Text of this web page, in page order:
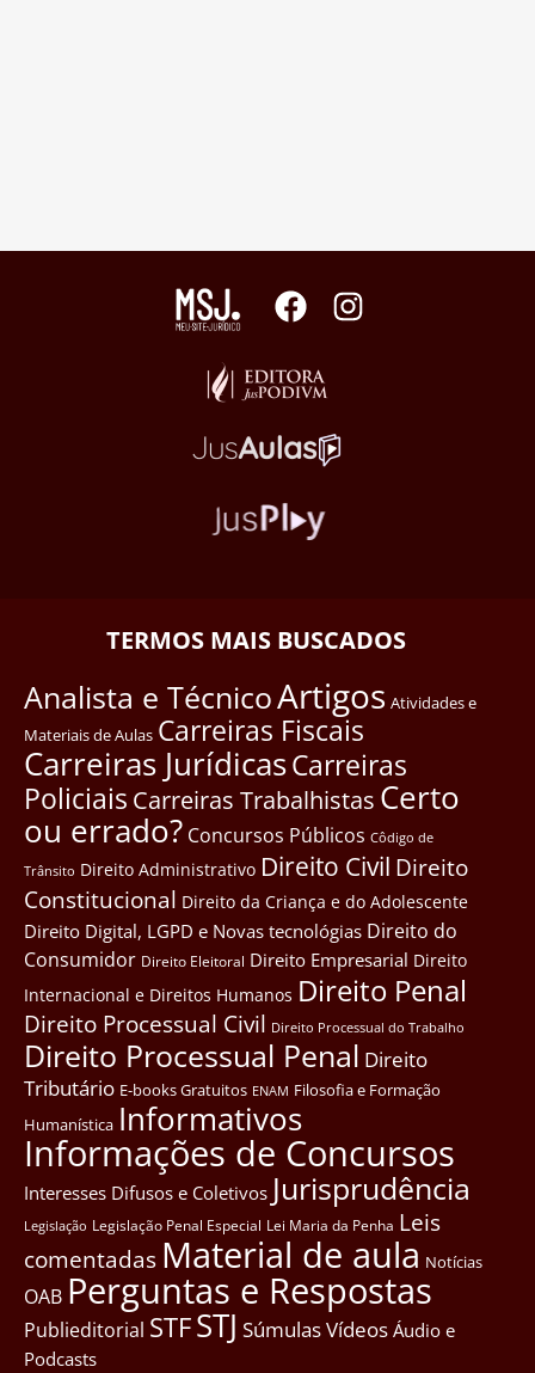
TERMOS MAIS BUSCADOS
Analista e TécnicoArtigos Atividades e
Materiais de Aulas Carreiras Fiscais
Carreiras JurídicasCarreiras
Policiais Carreiras Trabalhistas Certo
ou errado? Concursos Públicos Côdigo de
Trânsito Direito Administrativo Direito Civil Direito
Constitucional Direito da Criança e do Adolescente
Direito Digital, LGPD e Novas tecnológias Direito do
Consumidor Direito Eleitoral Direito Empresarial Direito
Internacional e Direitos Humanos Direito Penal
Direito Processual Civil Direito Processual do Trabalho
Direito Processual Penal Direito
Tributário E-books Gratuitos ENAM Filosofia e Formação
Humanística Informativos
Informações de Concursos
Interesses Difusos e Coletivos Jurisprudência
Legislação Legislação Penal Especial Lei Maria da Penha Leis
comentadas Material de aula Notícias
OAB Perguntas e Respostas
Publieditorial STFSTJ SúmulasVídeos Áudio e
Podcasts